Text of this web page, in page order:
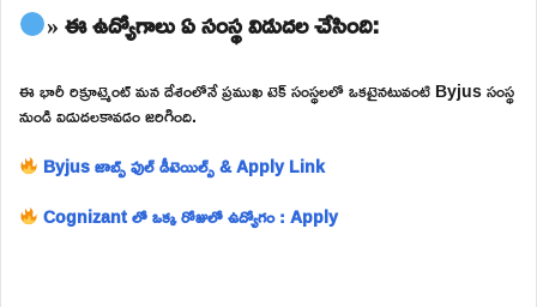
» ఈ ఉద్యోగాలు ఏ సంస్థ విడుదల చేసింది:
ఈ భారీ రిక్రూట్మెంట్ మన దేశంలోనే ప్రముఖ టెక్ సంస్థలలో ఒకటైనటువంటి Byjus సంస్థ
నుండి విడుదలకావడం జరిగింది.
Byjus జాబ్స్ ఫుల్ డీటెయిల్స్ & Apply Link
Cognizant లో ఒక్క రోజులో ఉద్యోగం : Apply